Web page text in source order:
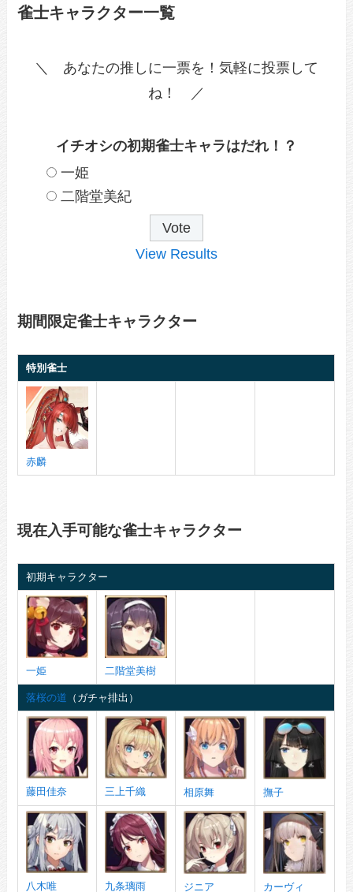
雀士キャラクター一覧
＼ あなたの推しに一票を！気軽に投票して
ね！ ／
イチオシの初期雀士キャラはだれ！？
一姫
二階堂美紀
View Results
期間限定雀士キャラクター
特別雀士
赤麟
現在入手可能な雀士キャラクター
初期キャラクター
一姫 二階堂美樹
落桜の道 （ガチャ排出）
藤田佳奈 三上千織 相原舞 撫子
八木唯 九条璃雨 ジニア カーヴィ